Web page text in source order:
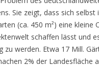
Sie zeigt, dass sich selbst
(ca. 450 m²) eine kleine
schaffen lässt und
zu werden. Etwa 17 Mill.
2% der Landesfläche